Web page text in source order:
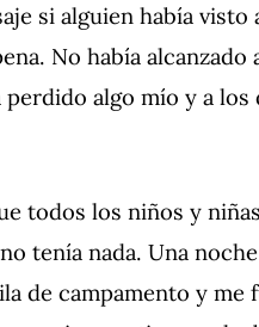
si alguien había visto
No había alcanzado
algo mío y a los
todos los niños y
tenía nada. Una
de campamento y me